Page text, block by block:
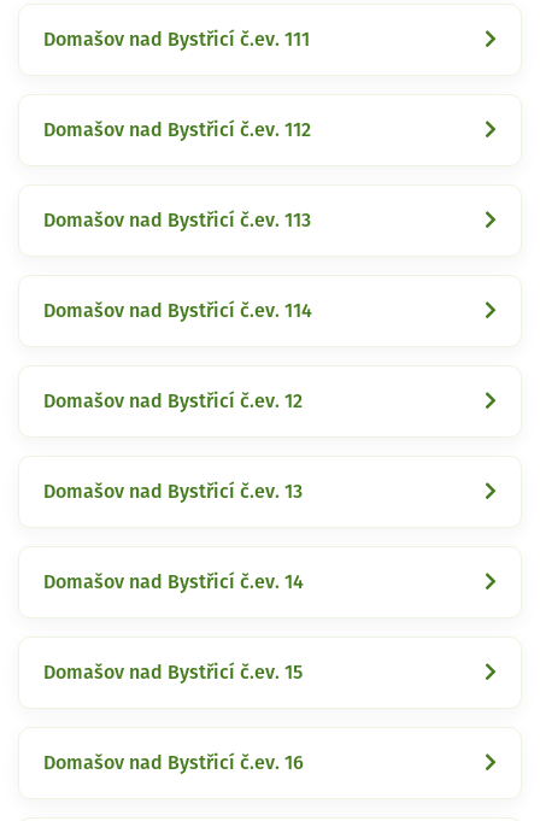
Domašov nad Bystřicí č.ev. 111
Domašov nad Bystřicí č.ev. 112
Domašov nad Bystřicí č.ev. 113
Domašov nad Bystřicí č.ev. 114
Domašov nad Bystřicí č.ev. 12
Domašov nad Bystřicí č.ev. 13
Domašov nad Bystřicí č.ev. 14
Domašov nad Bystřicí č.ev. 15
Domašov nad Bystřicí č.ev. 16